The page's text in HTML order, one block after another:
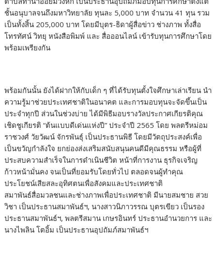
ชั้นอนุบาลจนถึงมหาวิทยาลัย ทุนละ 5,000 บาท จำนวน 41 ทุน รวม
เป็นทั้งสิ้น 205,000 บาท โดยมีบุตร-ธิดาผู้สื่อข่าว ช่างภาพ ทั้งสื่อ
โทรทัศน์ วิทยุ หนังสือพิมพ์ และ สื่อออนไลน์ เข้ารับทุนการศึกษาโดย
พร้อมเพรียงกัน
พร้อมกันนั้น ยังได้ฝากให้กับเด็ก ๆ ที่ได้รับทุนตั้งใจศึกษาเล่าเรียน นำ
ความรู้มาช่วยประเทศชาติในอนาคต และการมอบทุนจะจัดขึ้นเป็น
ประจำทุกปี ส่วนในช่วงบ่าย ได้มีพิธีมอบรางวัลประกาศเกียรติคุณ
เชิดชูเกียรติ “ต้นแบบดีเด่นแห่งปี” ประจำปี 2565 โดย พลตรีหม่อม
ราชวงศ์ วัยวัฒน์ จักรพันธุ์ เป็นประธานพิธี โดยมีวัตถุประสงค์เพื่อ
เป็นขวัญกำลังใจ ยกย่องส่งเสริมสนับสนุนคนดีมีคุณธรรม หรือผู้ที่
ประสบความสำเร็จในการดำเนินชีวิต หน้าที่การงาน ธุรกิจเจริญ
ก้าวหน้ามั่นคง จนเป็นที่ยอมรับโดยทั่วไป ตลอดจนผู้ทำคุณ
ประโยชน์เสียสละอุทิศตนเพื่อสังคมและประเทศชาติ
สมาพันธ์สื่อมวลชนและช่างภาพเพื่อประเทศชาติ มีนายสมชาย สวย
วิชา เป็นประธานสมาพันธ์ฯ, นางสาวนิภาวรรณ บุตรเขียว เป็นรอง
ประธานสมาพันธ์ฯ, พลตรีสมาน เกษรอินทร์ ประธานอำนวยการ และ
นางไพลิน โตอิ้ม เป็นประธานอุปถัมภ์สมาพันธ์ฯ